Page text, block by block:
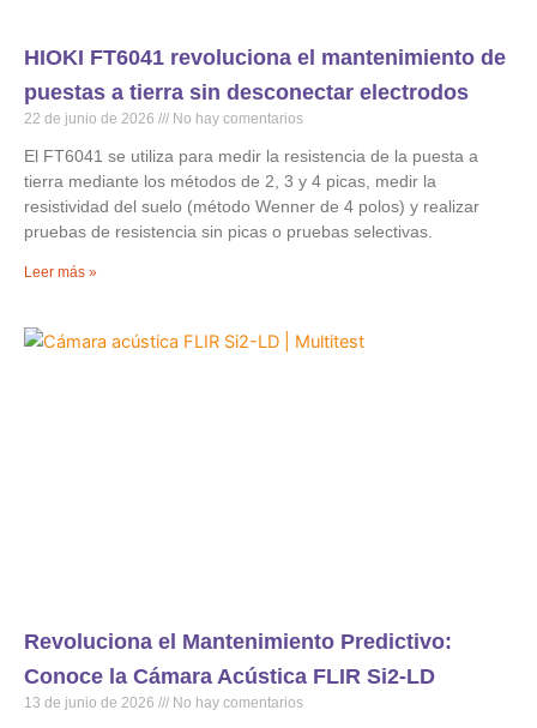
HIOKI FT6041 revoluciona el mantenimiento de
puestas a tierra sin desconectar electrodos
22 de junio de 2026 No hay comentarios
El FT6041 se utiliza para medir la resistencia de la puesta a
tierra mediante los métodos de 2, 3 y 4 picas, medir la
resistividad del suelo (método Wenner de 4 polos) y realizar
pruebas de resistencia sin picas o pruebas selectivas.
Leer más »
Revoluciona el Mantenimiento Predictivo:
Conoce la Cámara Acústica FLIR Si2-LD
13 de junio de 2026 No hay comentarios